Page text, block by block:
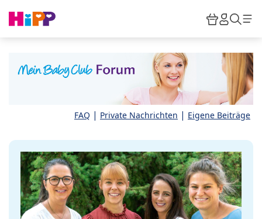
HiPP
FAQ | Private Nachrichten | Eigene Beiträge